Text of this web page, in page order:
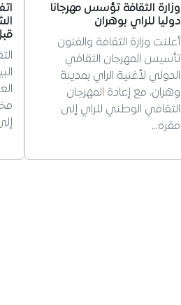
وزارة الثقافة تؤسس مهرجانا
دوليا للراي بوهران
أعلنت وزارة الثقافة والفنون
تأسيس المهرجان الثقافي
الدولي لأغنية الراي بمدينة
وهران، مع إعادة المهرجان
الثقافي الوطني للراي إلى
مقره…